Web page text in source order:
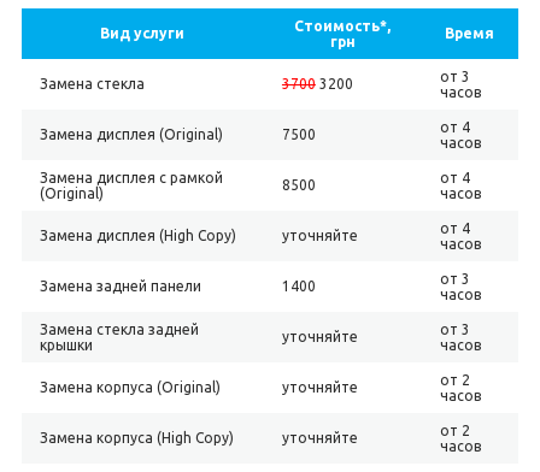
Вид услуги
Стоимость*,
грн
Время
Замена стекла 37003200
от 3
часов
Замена дисплея (Original) 7500
от 4
часов
Замена дисплея с рамкой
(Original)
8500
от 4
часов
Замена дисплея (High Copy) уточняйте
от 4
часов
Замена задней панели 1400
от 3
часов
Замена стекла задней
крышки
уточняйте
от 3
часов
Замена корпуса (Original) уточняйте
от 2
часов
Замена корпуса (High Copy) уточняйте
от 2
часов